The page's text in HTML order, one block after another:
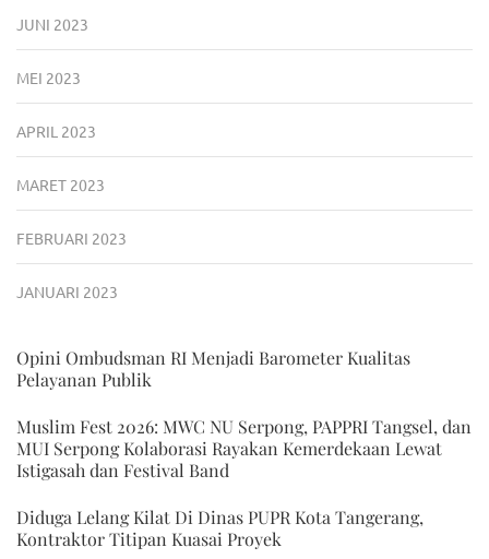
JUNI 2023
MEI 2023
APRIL 2023
MARET 2023
FEBRUARI 2023
JANUARI 2023
Opini Ombudsman RI Menjadi Barometer Kualitas
Pelayanan Publik
Muslim Fest 2026: MWC NU Serpong, PAPPRI Tangsel, dan
MUI Serpong Kolaborasi Rayakan Kemerdekaan Lewat
Istigasah dan Festival Band
Diduga Lelang Kilat Di Dinas PUPR Kota Tangerang,
Kontraktor Titipan Kuasai Proyek